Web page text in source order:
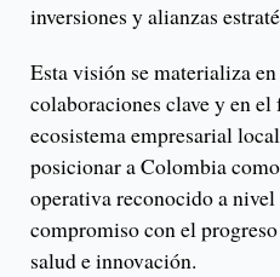
inversiones y alianzas
Esta visión se materializa
colaboraciones clave y en
ecosistema empresarial
posicionar a Colombia
operativa reconocido a
compromiso con el
salud e innovación.